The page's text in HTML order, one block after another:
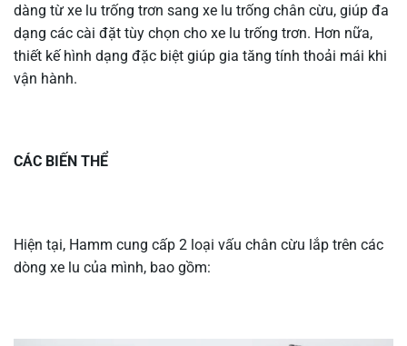
dàng từ xe lu trống trơn sang xe lu trống chân cừu, giúp đa
dạng các cài đặt tùy chọn cho xe lu trống trơn. Hơn nữa,
thiết kế hình dạng đặc biệt giúp gia tăng tính thoải mái khi
vận hành.
CÁC BIẾN THỂ
Hiện tại, Hamm cung cấp 2 loại vấu chân cừu lắp trên các
dòng xe lu của mình, bao gồm: